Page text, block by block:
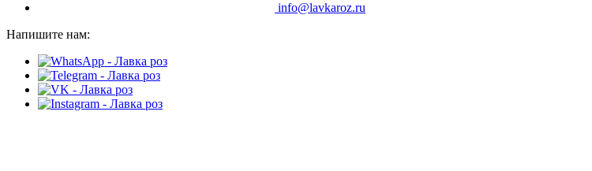
info@lavkaroz.ru
Напишите нам: